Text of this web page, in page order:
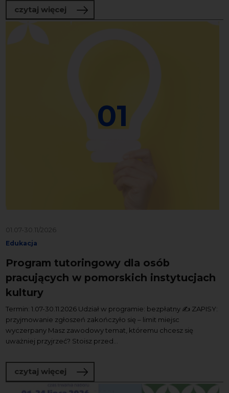
czytaj więcej o 38. Festiwal “Dźwięki Północy”
01
01.07-30.11/2026
Edukacja
Program tutoringowy dla osób
pracujących w pomorskich instytucjach
kultury
Termin: 1.07-30.11.2026 Udział w programie: bezpłatny ✍️ ZAPISY:
przyjmowanie zgłoszeń zakończyło się – limit miejsc
wyczerpany Masz zawodowy temat, któremu chcesz się
uważniej przyjrzeć? Stoisz przed...
czytaj więcej o Program tutoringowy dla osób